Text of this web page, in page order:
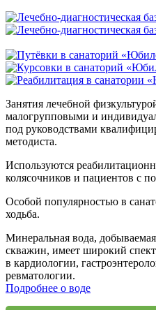
Занятия лечебной
малогрупповыми и
под руководствами
методиста.
Используются
колясочников и пациентов с
Особой популярностью в
ходьба.
Минеральная вода,
скважин, имеет широкий
в кардиологии,
ревматологии.
Подробнее о воде